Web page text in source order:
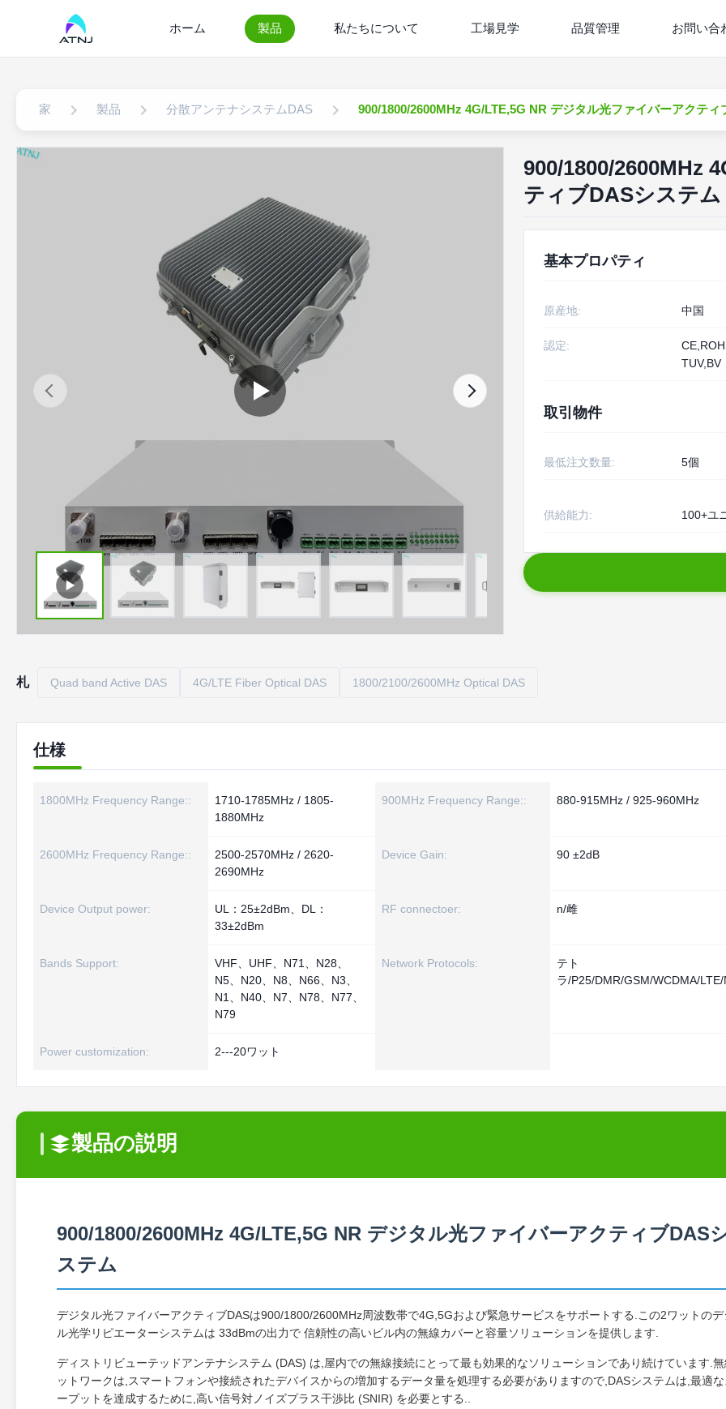
ホーム 製品 私たちについて 工場見学 品質管理 お問い合
家 製品 分散アンテナシステムDAS 900/1800/2600MHz 4G/LTE,5G NR デジタル光ファイバーアクテ
900/1800/2600MHz
ティブDASシステ
基本プロパティ
原産地: 中国
認定:
TUV,BV
取引物件
最低注文数量: 5個
供給能力: 100+ユ
札 Quad band Active DAS 4G/LTE Fiber Optical DAS 1800/2100/2600MHz Optical DAS
仕様
1800MHz Frequency Range::
1710-1785MHz / 1805-
1880MHz
900MHz Frequency Range:: 880-915MHz / 925-960MHz
2600MHz Frequency Range::
2500-2570MHz / 2620-
2690MHz
Device Gain: 90 ±2dB
Device Output power:
UL：25±2dBm、DL：
33±2dBm
RF connectoer: n/雌
Bands Support:
VHF、UHF、N71、N28、
N5、N20、N8、N66、N3、
N1、N40、N7、N78、N77、
N79
Network Protocols:
テト
ラ/P25/DMR/GSM/WCDMA/
Power customization: 2---20ワット
製品の説明
900/1800/2600MHz 4G/LTE,5G NR デジタル光ファイバーアクティブDAS
ステム
デジタル光ファイバーアクティブDASは900/1800/2600MHz周波数帯で4G,5Gおよび緊急サービスをサポートする.この2ワットのデ
ル光学リピエーターシステムは 33dBmの出力で 信頼性の高いビル内の無線カバーと容量ソリューションを提供します.
ディストリビューテッドアンテナシステム (DAS) は,屋内での無線接続にとって最も効果的なソリューションであり続けています.無
ットワークは,スマートフォンや接続されたデバイスからの増加するデータ量を処理する必要がありますので,DASシステムは,最適
ープットを達成するために,高い信号対ノイズプラス干渉比 (SNIR) を必要とする..